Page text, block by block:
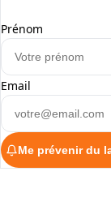
Prénom
Email
Me prévenir du